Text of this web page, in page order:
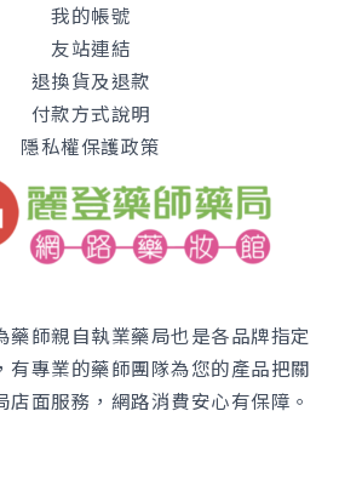
我的帳號
友站連結
退換貨及退款
付款方式說明
隱私權保護政策
藥師親自執業藥局也是各品牌指定
有專業的藥師團隊為您的產品把關
店面服務，網路消費安心有保障。